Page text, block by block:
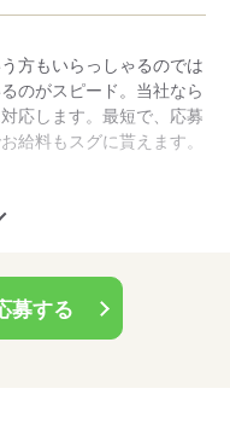
方もいらっしゃるのでは
のがスピード。当社なら
応します。最短で、応募
給料もスグに貰えます。
、実際に働いてみないと
私たちの役割です。
募する